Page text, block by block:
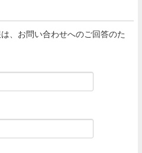
、お問い合わせへのご回答のた